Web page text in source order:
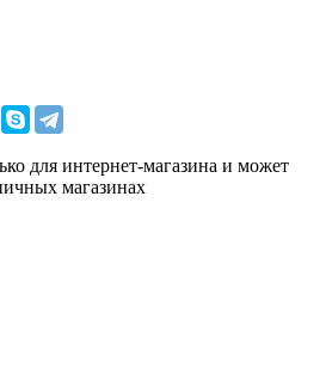
для интернет-магазина и может
магазинах